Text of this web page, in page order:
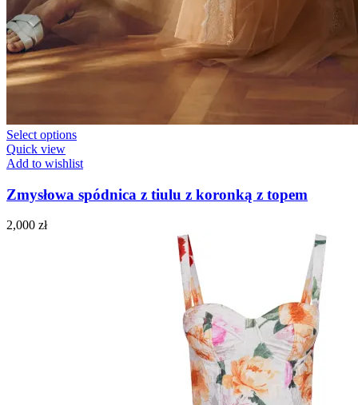
Select options
Quick view
Add to wishlist
Zmysłowa spódnica z tiulu z koronką z topem
2,000 zł